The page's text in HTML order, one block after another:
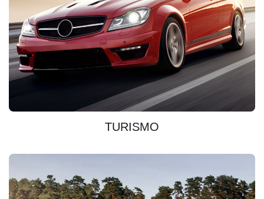
SCOPRIRE
TURISMO